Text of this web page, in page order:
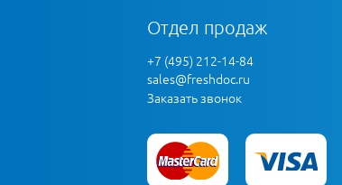
Отдел продаж
+7 (495) 212-14-84
sales@freshdoc.ru
Заказать звонок